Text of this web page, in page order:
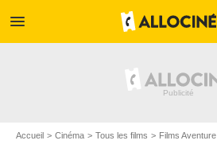
menu
Accueil Cinéma Tous les films Films Aventure